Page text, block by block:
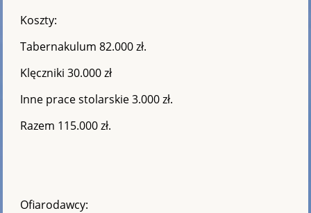
Koszty:
Tabernakulum 82.000 zł.
Klęczniki 30.000 zł
Inne prace stolarskie 3.000 zł.
Razem 115.000 zł.
Ofiarodawcy: